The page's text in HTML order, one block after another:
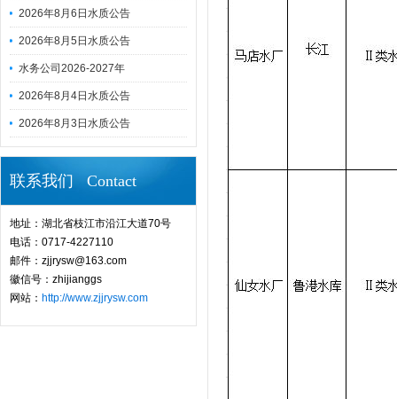
2026年8月6日水质公告
2026年8月5日水质公告
水务公司2026-2027年
2026年8月4日水质公告
2026年8月3日水质公告
联系我们 Contact
地址：湖北省枝江市沿江大道70号
电话：0717-4227110
邮件：zjjrysw@163.com
徽信号：zhijianggs
网站： http://www.zjjrysw.com